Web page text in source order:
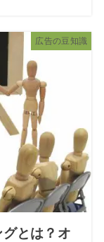
広告の豆知識
とは？オ